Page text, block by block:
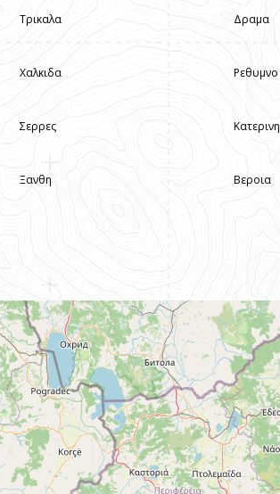
Τρικαλα
Χαλκιδα
Σερρες
Ξανθη
Δραμα
Ρεθυμνο
Κατερινη
Βεροια